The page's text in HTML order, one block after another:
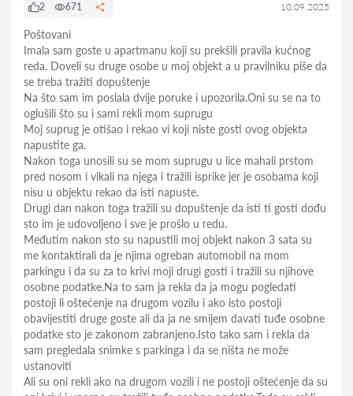
2 671 10.09.2025
Poštovani
Imala sam goste u apartmanu koji su prekšili pravila kućnog
reda. Doveli su druge osobe u moj objekt a u pravilniku piše da
se treba tražiti dopuštenje
Na što sam im poslala dvije poruke i upozorila.Oni su se na to
oglušili što su i sami rekli mom suprugu
Moj suprug je otišao i rekao vi koji niste gosti ovog objekta
napustite ga.
Nakon toga unosili su se mom suprugu u lice mahali prstom
pred nosom i vikali na njega i tražili isprike jer je osobama koji
nisu u objektu rekao da isti napuste.
Drugi dan nakon toga tražili su dopuštenje da isti ti gosti dođu
sto im je udovoljeno i sve je prošlo u redu.
Međutim nakon sto su napustili moj objekt nakon 3 sata su
me kontaktirali da je njima ogreban automobil na mom
parkingu i da su za to krivi moji drugi gosti i tražili su njihove
osobne podatke.Na to sam ja rekla da ja mogu pogledati
postoji li oštećenje na drugom vozilu i ako isto postoji
obavijestiti druge goste ali da ja ne smijem davati tuđe osobne
podatke sto je zakonom zabranjeno.Isto tako sam i rekla da
sam pregledala snimke s parkinga i da se ništa ne može
ustanoviti
Ali su oni rekli ako na drugom vozili i ne postoji oštećenje da su